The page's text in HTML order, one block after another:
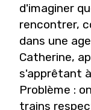
d'imaginer
rencontrer,
dans une
Catherine,
s'apprêtant
Problème :
trains